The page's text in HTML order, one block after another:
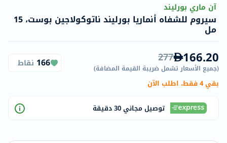
آن ماري بورليند
سيروم للشفاه أنماريا بورليند ناتوكولاجين بوست، 15
مل
166.20
277
(جميع الأسعار تشمل ضريبة القيمة المضافة)
166 نقاط
بقي 4 فقط، اطلب الآن
توصيل مجاني 30 دقيقة